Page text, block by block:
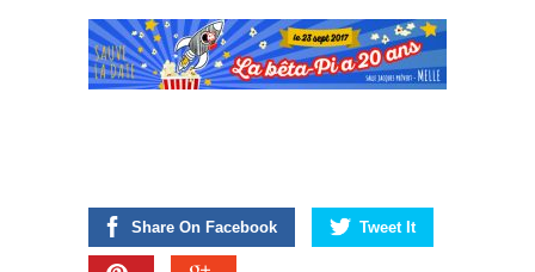
Share On Facebook Tweet It